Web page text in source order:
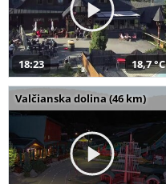
18:23 18,7 °C
Valčianska dolina (46 km)